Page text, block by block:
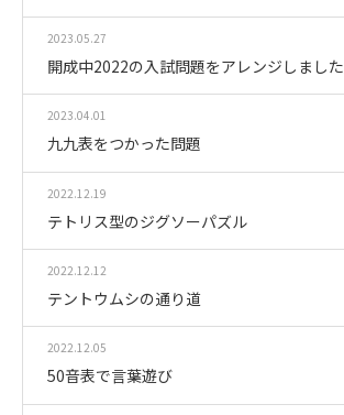
2023.05.27
開成中2022の入試問題をアレンジしました
2023.04.01
九九表をつかった問題
2022.12.19
テトリス型のジグソーパズル
2022.12.12
テントウムシの通り道
2022.12.05
50音表で言葉遊び